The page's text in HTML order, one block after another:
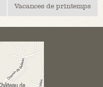
Vacances de printemps